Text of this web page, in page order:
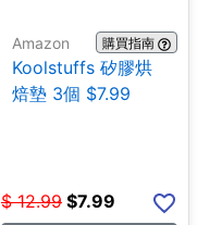
Amazon 購買指南
Koolstuffs 矽膠烘
焙墊 3個 $7.99
$ 12.99 $7.99